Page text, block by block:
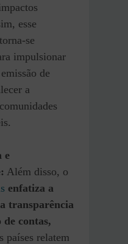
esse
se
impulsionar
de
a
e
Além disso, o
enfatiza a
transparência
de contas,
países relatem